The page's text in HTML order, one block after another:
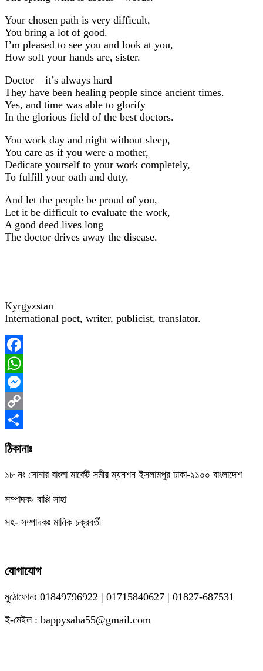
Your chosen path is very difficult,
You bring a lot of good.
I’m pleased to see you and look at you,
How soft your hands are, sister.
Doctor – it’s always hard
They have been healing people since ancient times.
Yes, and time was able to glorify
In the glorious field of the best doctors.
You work day and night without sleep,
You care as if you were a mother,
Dedicate yourself to your work completely,
To fulfill your oath and duty.
And let the people be proud of you,
Let it be difficult to evaluate the work,
A good deed lives long
The doctor drives away the disease.
Kyrgyzstan
International poet, writer, publicist, translator.
Facebook
WhatsApp
Messenger
Copy
Link
Share
ঠিকানাঃ
১৮ নং সোনার বাংলা মার্কেট সমীর ম্যনশন ইসলামপুর ঢাকা-১১০০ বাংলাদেশ
সম্পাদকঃ বাপ্পি সাহা
সহ- সম্পাদকঃ মানিক চক্রবর্তী
যোগাযোগ
মুঠোফোনঃ 01849796922 | 01715840627 | 01827-687531
ই-মেইল : bappysaha55@gmail.com